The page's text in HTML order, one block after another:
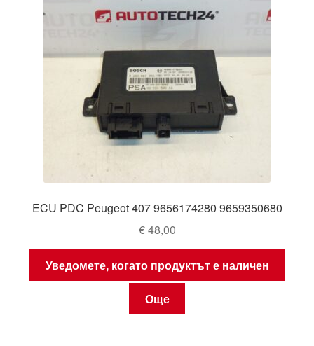
ECU PDC Peugeot 407 9656174280 9659350680
€48,00
Уведомете, когато продуктът е наличен
Още